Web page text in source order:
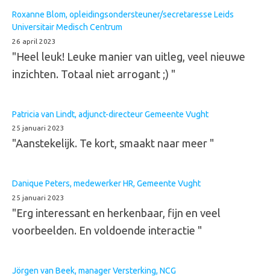
Roxanne Blom, opleidingsondersteuner/secretaresse Leids
Universitair Medisch Centrum
26 april 2023
"Heel leuk! Leuke manier van uitleg, veel nieuwe
inzichten. Totaal niet arrogant ;) "
Patricia van Lindt, adjunct-directeur Gemeente Vught
25 januari 2023
"Aanstekelijk. Te kort, smaakt naar meer "
Danique Peters, medewerker HR, Gemeente Vught
25 januari 2023
"Erg interessant en herkenbaar, fijn en veel
voorbeelden. En voldoende interactie "
Jörgen van Beek, manager Versterking, NCG